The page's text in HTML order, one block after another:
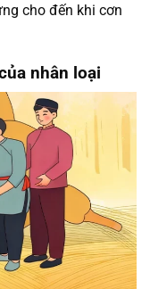
cho đến khi cơn
nhân loại